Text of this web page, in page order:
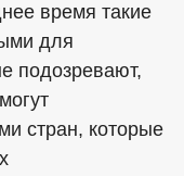
время такие
для
подозревают,
стран, которые